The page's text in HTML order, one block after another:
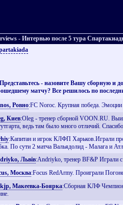
- Интервью после 5 тура
- назовите Вашу сборную и
матчу? Все решилось по
Ровно:FC Noroc. Крупная победа. Эмоции
Киев:Oleg - тренер сборной VOON.RU.
ведь там было много отличий.
:Капитан и игрок КЛФП Харьков.Играли
По сути 2 матча Вальядолид - Малага и
Львiв:Andriyko, тренер BF&P Играли
Москва:Focus RedArmy. Проиграли
Макеевка-Боярка:Сборная КЛФ Чемпион